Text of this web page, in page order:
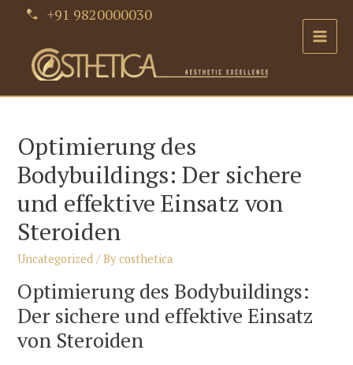
content
+91 9820000030
Main
Optimierung des
Bodybuildings: Der sichere
und effektive Einsatz von
Steroiden
Uncategorized / Bycosthetica
Optimierung des Bodybuildings:
Der sichere und effektive Einsatz
von Steroiden